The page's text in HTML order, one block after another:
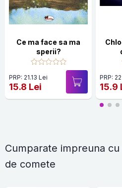
Ce ma face sa ma
sperii?
PRP: 21.13 Lei
15.8 Lei
PRP:
15.9
Cumparate impreuna
de comete